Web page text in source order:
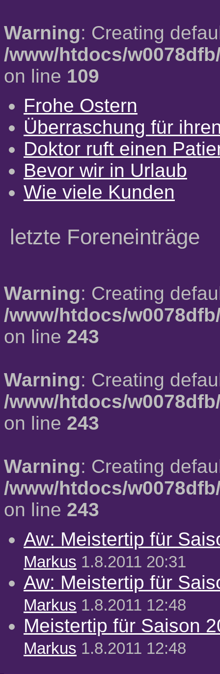
Warning: Creating
/www/htdocs/
on line 109
Frohe Ostern
Überraschung für
Doktor ruft einen
Bevor wir in Urlaub
Wie viele Kunden
letzte Foreneinträge
Warning: Creating
/www/htdocs/
on line 243
Warning: Creating
/www/htdocs/
on line 243
Warning: Creating
/www/htdocs/
on line 243
Aw: Meistertip für
Markus 1.8.2011 20:31
Aw: Meistertip für
Markus 1.8.2011 12:48
Meistertip für Saison
Markus 1.8.2011 12:48